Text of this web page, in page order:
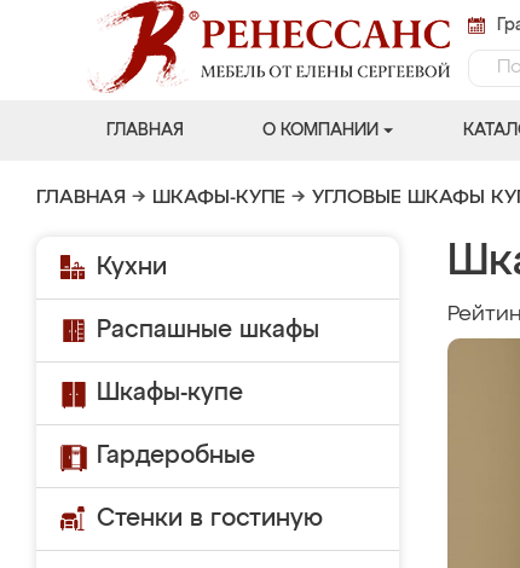
ГЛАВНАЯ О КОМПАНИИ
ГЛАВНАЯ → ШКАФЫ-КУПЕ → УГЛОВЫЕ ШКАФЫ
Кухни
Распашные шкафы
Шкафы-купе
Гардеробные
Стенки в гостиную